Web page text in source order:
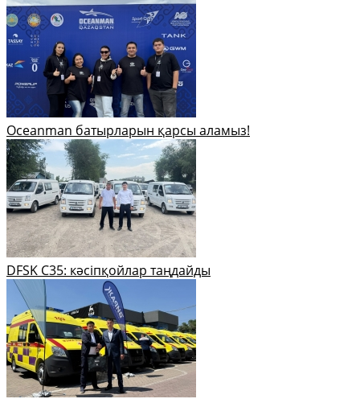
Oceanman батырларын қарсы аламыз!
DFSK C35: кәсіпқойлар таңдайды